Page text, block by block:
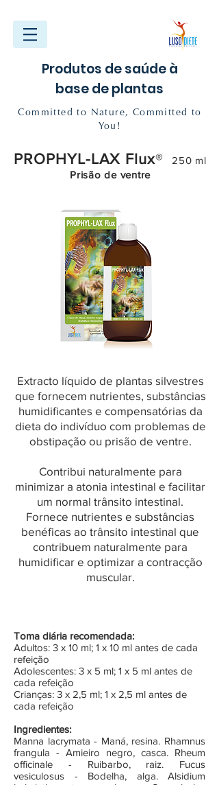
Produtos de saúde à
base de plantas
Committed to Nature, Committed to
You!
Extracto líquido de plantas silvestres
que fornecem nutrientes, substâncias
humidificantes e compensatórias da
dieta do indivíduo com problemas de
obstipação ou prisão de ventre.
Contribui naturalmente para
minimizar a atonia intestinal e facilitar
um normal trânsito intestinal.
Fornece nutrientes e substâncias
benéficas ao trânsito intestinal que
contribuem naturalmente para
humidificar e optimizar a contracção
muscular.
Toma diária recomendada:
Adultos: 3 x 10 ml; 1 x 10 ml antes de cada
refeição
Adolescentes: 3 x 5 ml; 1 x 5 ml antes de
cada refeição
Crianças: 3 x 2,5 ml; 1 x 2,5 ml antes de
cada refeição
Ingredientes:
Manna lacrymata - Maná, resina. Rhamnus
frangula - Amieiro negro, casca. Rheum
officinale - Ruibarbo, raiz. Fucus
vesiculosus - Bodelha, alga. Alsidium
PROPHYL-LAX Flux®
250 ml
Prisão de ventre